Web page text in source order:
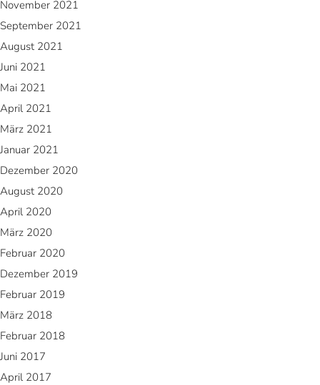
November 2021
September 2021
August 2021
Juni 2021
Mai 2021
April 2021
März 2021
Januar 2021
Dezember 2020
August 2020
April 2020
März 2020
Februar 2020
Dezember 2019
Februar 2019
März 2018
Februar 2018
Juni 2017
April 2017